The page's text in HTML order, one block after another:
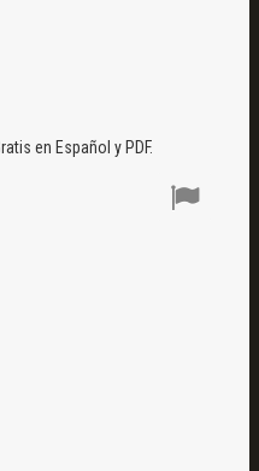
en Español y PDF.